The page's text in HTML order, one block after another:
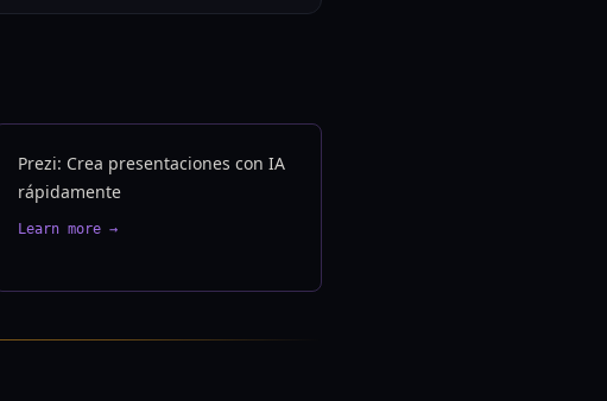
Prezi: Crea presentaciones con IA
rápidamente
Learn more →